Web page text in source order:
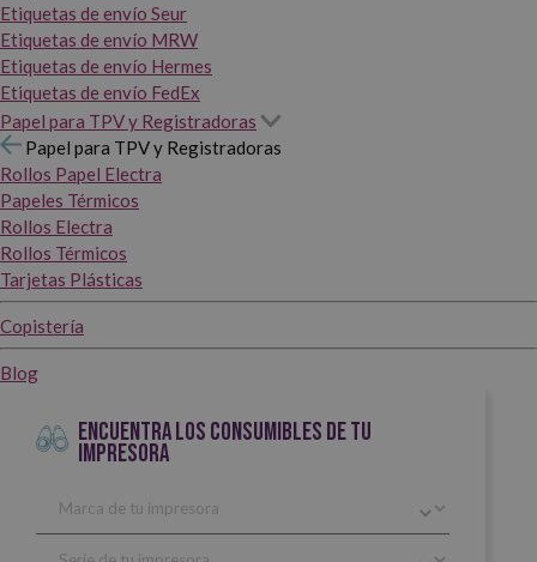
Etiquetas de envío Seur
Etiquetas de envío MRW
Etiquetas de envío Hermes
Etiquetas de envío FedEx
Papel para TPV y Registradoras
Papel para TPV y Registradoras
Rollos Papel Electra
Papeles Térmicos
Rollos Electra
Rollos Térmicos
Tarjetas Plásticas
Copistería
Blog
ENCUENTRA LOS CONSUMIBLES DE TU
IMPRESORA